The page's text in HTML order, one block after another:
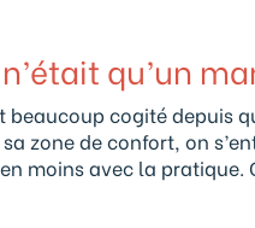
qu’un
cogité depuis
zone de confort, on
moins avec la pratique.